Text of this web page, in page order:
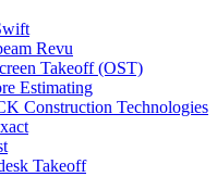
Revu
Takeoff (OST)
Estimating
Construction Technologies
Takeoff